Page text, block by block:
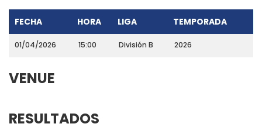
FECHA HORA LIGA TEMPORADA
01/04/2026 15:00 División B 2026
VENUE
RESULTADOS